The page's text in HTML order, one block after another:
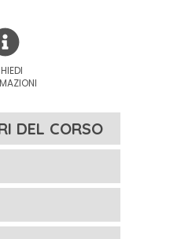
DEL CORSO